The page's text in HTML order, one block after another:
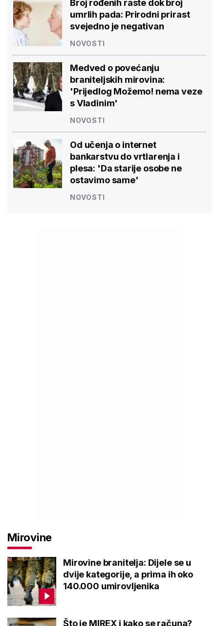
Broj rođenih raste dok broj
umrlih pada: Prirodni prirast
svejedno je negativan
NOVOSTI
Medved o povećanju
braniteljskih mirovina:
'Prijedlog Možemo! nema veze
s Vladinim'
NOVOSTI
Od učenja o internet
bankarstvu do vrtlarenja i
plesa: 'Da starije osobe ne
ostavimo same'
NOVOSTI
Mirovine
Mirovine branitelja: Dijele se u
dvije kategorije, a prima ih oko
140.000 umirovljenika
Što je MIREX i kako se računa?